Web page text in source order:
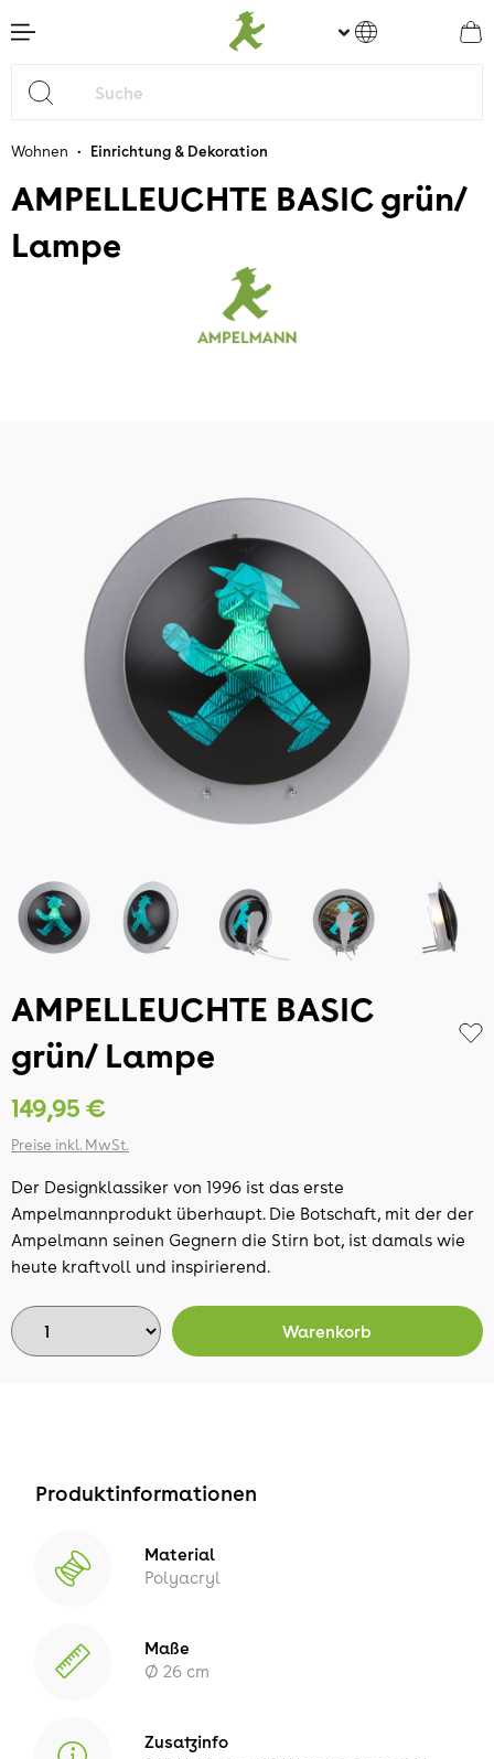
springen
Wohnen • Einrichtung & Dekoration
AMPELLEUCHTE BASIC grün/
Lampe
AMPELLEUCHTE BASIC
grün/ Lampe
149,95 €
Preise inkl. MwSt.
Der Designklassiker von 1996 ist das erste
Ampelmannprodukt überhaupt. Die Botschaft, mit der der
Ampelmann seinen Gegnern die Stirn bot, ist damals wie
heute kraftvoll und inspirierend.
Warenkorb
Produktinformationen
Material
Polyacryl
Maße
Ø 26 cm
Zusatzinfo